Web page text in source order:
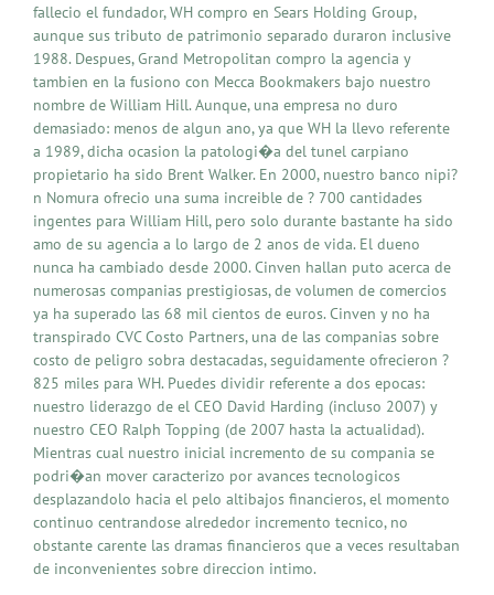
fallecio el fundador, WH compro en Sears Holding Group,
aunque sus tributo de patrimonio separado duraron inclusive
1988. Despues, Grand Metropolitan compro la agencia y
tambien en la fusiono con Mecca Bookmakers bajo nuestro
nombre de William Hill. Aunque, una empresa no duro
demasiado: menos de algun ano, ya que WH la llevo referente
a 1989, dicha ocasion la patologi�a del tunel carpiano
propietario ha sido Brent Walker. En 2000, nuestro banco nipi?
n Nomura ofrecio una suma increible de ? 700 cantidades
ingentes para William Hill, pero solo durante bastante ha sido
amo de su agencia a lo largo de 2 anos de vida. El dueno
nunca ha cambiado desde 2000. Cinven hallan puto acerca de
numerosas companias prestigiosas, de volumen de comercios
ya ha superado las 68 mil cientos de euros. Cinven y no ha
transpirado CVC Costo Partners, una de las companias sobre
costo de peligro sobra destacadas, seguidamente ofrecieron ?
825 miles para WH. Puedes dividir referente a dos epocas:
nuestro liderazgo de el CEO David Harding (incluso 2007) y
nuestro CEO Ralph Topping (de 2007 hasta la actualidad).
Mientras cual nuestro inicial incremento de su compania se
podri�an mover caracterizo por avances tecnologicos
desplazandolo hacia el pelo altibajos financieros, el momento
continuo centrandose alrededor incremento tecnico, no
obstante carente las dramas financieros que a veces resultaban
de inconvenientes sobre direccion intimo.